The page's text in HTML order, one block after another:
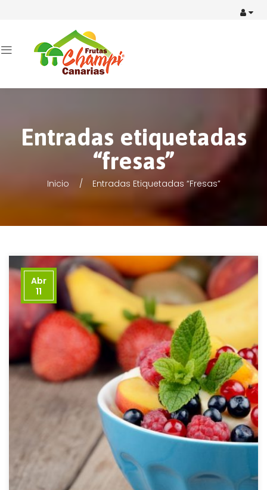
Entradas etiquetadas
“fresas”
Inicio Entradas Etiquetadas “fresas”
Abr
11